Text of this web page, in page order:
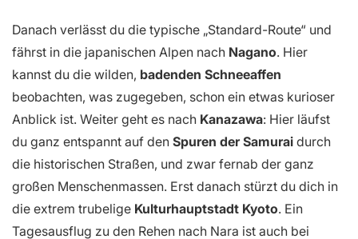
Danach verlässt du die typische „Standard-Route“ und
fährst in die japanischen Alpen nach Nagano. Hier
kannst du die wilden, badenden Schneeaffen
beobachten, was zugegeben, schon ein etwas kurioser
Anblick ist. Weiter geht es nach Kanazawa: Hier läufst
du ganz entspannt auf den Spuren der Samurai durch
die historischen Straßen, und zwar fernab der ganz
großen Menschenmassen. Erst danach stürzt du dich in
die extrem trubelige Kulturhauptstadt Kyoto. Ein
Tagesausflug zu den Rehen nach Nara ist auch bei